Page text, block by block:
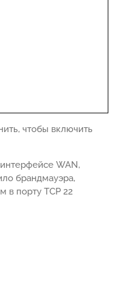
чтобы включить
WAN,
брандмауэра,
в порту TCP 22